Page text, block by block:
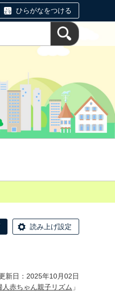
ひらがなをつける
読み上げ設定
日：2025年10月02日
人赤ちゃん親子リズム 」